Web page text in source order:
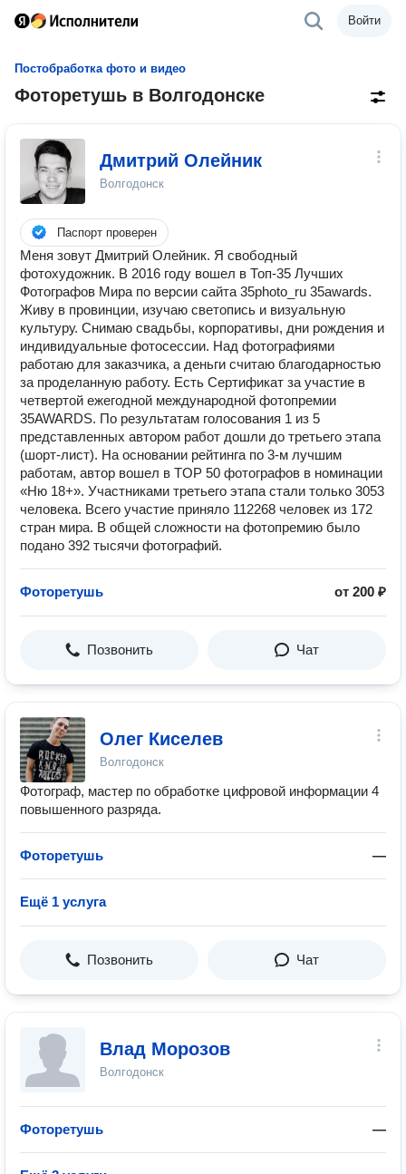
Войти
Постобработка фото и видео
Фоторетушь в Волгодонске
Дмитрий Олейник
Волгодонск
Паспорт проверен
Меня зовут Дмитрий Олейник. Я свободный
фотохудожник. В 2016 году вошел в Топ-35 Лучших
Фотографов Мира по версии сайта 35photo_ru 35awards.
Живу в провинции, изучаю светопись и визуальную
культуру. Снимаю свадьбы, корпоративы, дни рождения и
индивидуальные фотосессии. Над фотографиями
работаю для заказчика, а деньги считаю благодарностью
за проделанную работу. Есть Сертификат за участие в
четвертой ежегодной международной фотопремии
35AWARDS. По результатам голосования 1 из 5
представленных автором работ дошли до третьего этапа
(шорт-лист). На основании рейтинга по 3-м лучшим
работам, автор вошел в TOP 50 фотографов в номинации
«Ню 18+». Участниками третьего этапа стали только 3053
человека. Всего участие приняло 112268 человек из 172
стран мира. В общей сложности на фотопремию было
подано 392 тысячи фотографий.
Фоторетушь от 200 ₽
Позвонить Чат
Олег Киселев
Волгодонск
Фотограф, мастер по обработке цифровой информации 4
повышенного разряда.
Фоторетушь —
Ещё 1 услуга
Позвонить Чат
Влад Морозов
Волгодонск
Фоторетушь —